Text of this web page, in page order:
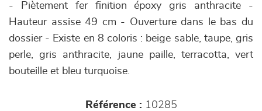
- Piètement fer finition époxy gris anthracite -
Hauteur assise 49 cm - Ouverture dans le bas du
dossier - Existe en 8 coloris : beige sable, taupe, gris
perle, gris anthracite, jaune paille, terracotta, vert
bouteille et bleu turquoise.
Référence : 10285